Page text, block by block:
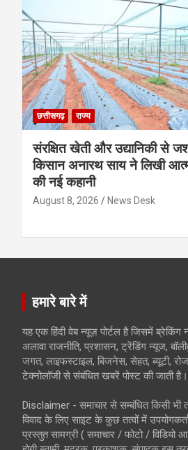
छत्तीसगढ़ राज्य
संरक्षित खेती और उद्यानिकी से
किसान अनारथ साय ने लिखी
की नई कहानी
August 8, 2026 News Desk
हमारे बारे में
यह एक हिंदी वेब न्यूज़ पोर्टल है जिसमें ब्रेकिंग
अलावा राजनीति, प्रशासन, ट्रेंडिंग न्यूज,
जगत, लाइफस्टाइल, बिजनेस, सेहत, ब्यूटी,
टेक्नोलॉजी से संबंधित खबरें पोस्ट की जाती है।
Disclaimer - समाचार से सम्बंधित किसी भी
विवाद के लिए साइट के कुछ तत्वों में
प्रस्तुत सामग्री ( समाचार / फोटो / विडियो